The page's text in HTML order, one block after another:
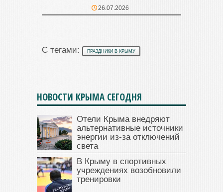
26.07.2026
С тегами: ПРАЗДНИКИ В КРЫМУ
НОВОСТИ КРЫМА СЕГОДНЯ
Отели Крыма внедряют
альтернативные источники
энергии из-за отключений
света
В Крыму в спортивных
учреждениях возобновили
тренировки